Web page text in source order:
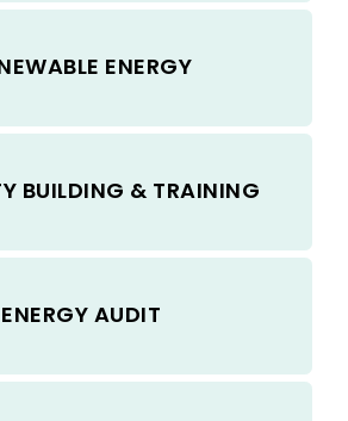
ENERGY
BUILDING & TRAINING
ENERGY AUDIT